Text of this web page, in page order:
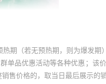
期（若无预热期，则为爆发期
单品优惠活动等各种优惠；该
售价格的，取当日最后展示的销